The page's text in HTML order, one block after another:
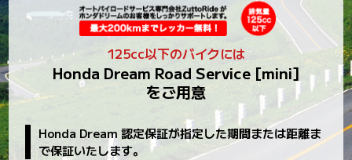
125cc以下のバイクには
Honda Dream Road Service [mini]
をご用意
Honda Dream 認定保証が指定した期間または距離ま
で保証いたします。